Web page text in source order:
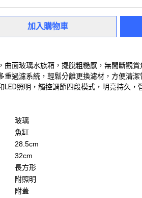
加入購物車
曲面玻璃水族箱，擺脫粗糙感，無間斷觀賞
重過濾系統，輕鬆分離更換濾材，方便清潔
LED照明，觸控調節四段模式，明亮持久，
玻璃
魚缸
28.5cm
32cm
長方形
附照明
附蓋